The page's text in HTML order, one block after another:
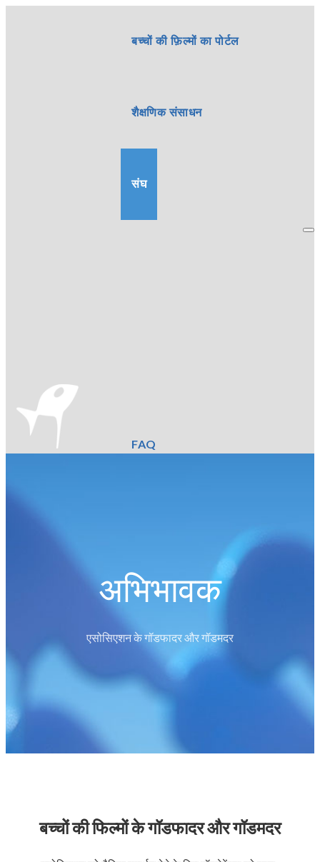
बच्चों की फ़िल्मों का पोर्टल
शैक्षणिक संसाधन
संघ
FAQ
अभिभावक
एसोसिएशन के गॉडफादर और गॉडमदर
बच्चों की फिल्मों के गॉडफादर और गॉडमदर